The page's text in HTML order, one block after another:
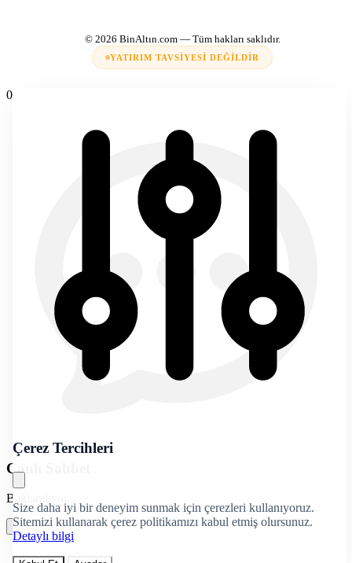
© 2026 BinAltın.com— Tüm hakları saklıdır.
YATIRIM TAVSIYESI DEĞILDIR
Çerez Tercihleri
Size daha iyi bir deneyim sunmak için çerezleri kullanıyoruz.
Sitemizi kullanarak çerez politikamızı kabul etmiş olursunuz.
Detaylı bilgi
0
Canlı Sohbet
Bağlanılıyor...